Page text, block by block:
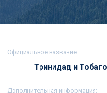
Официальное название:
Тринидад и Тобаго
Дополнительная информация: